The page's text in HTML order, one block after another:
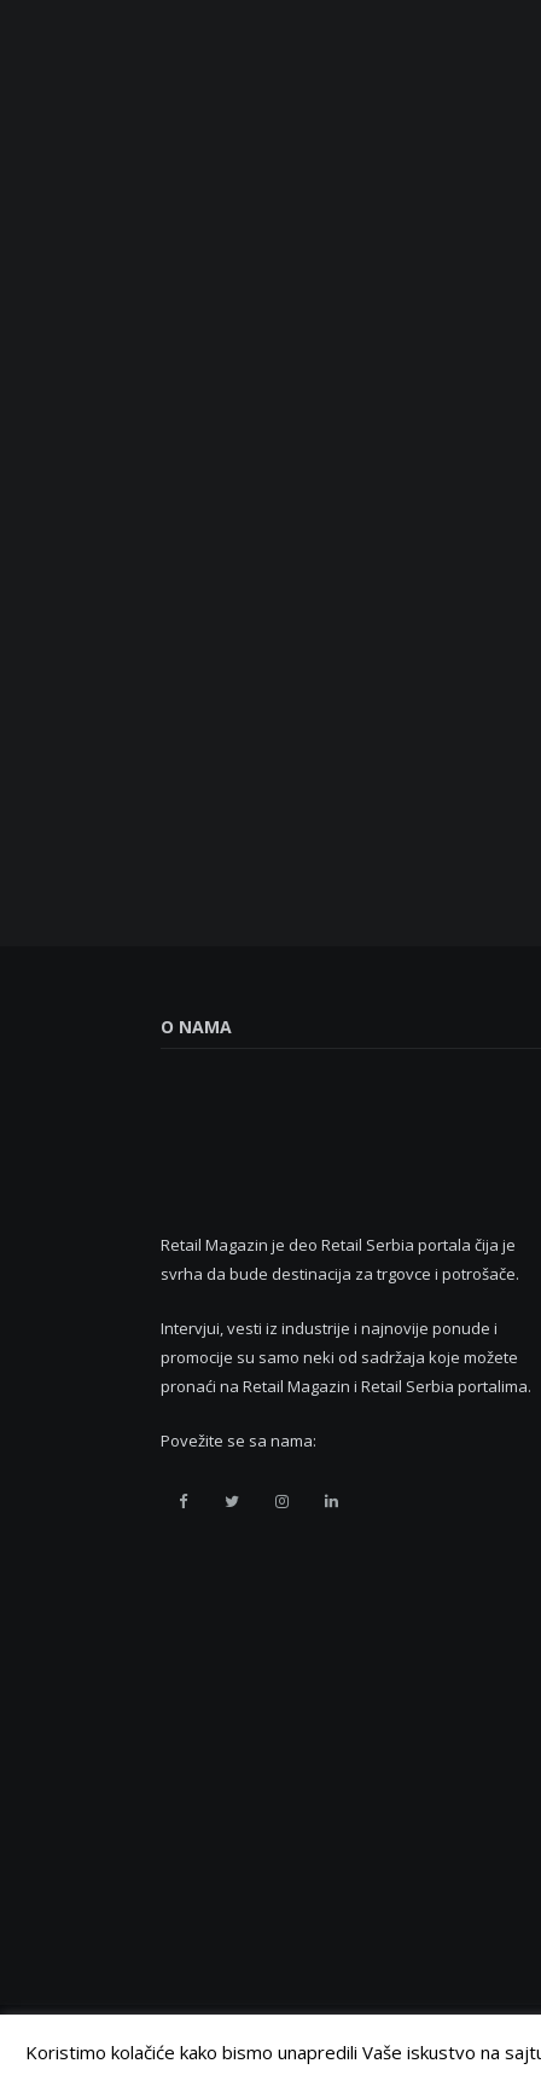
O NAMA
Retail Magazin je deo Retail Serbia portala čija je
svrha da bude destinacija za trgovce i potrošače.
Intervjui, vesti iz industrije i najnovije ponude i
promocije su samo neki od sadržaja koje možete
pronaći na Retail Magazin i Retail Serbia portalima.
Povežite se sa nama:
Retail Retail Retail Retail
Koristimo kolačiće kako bismo unapredili Vaše iskustvo na